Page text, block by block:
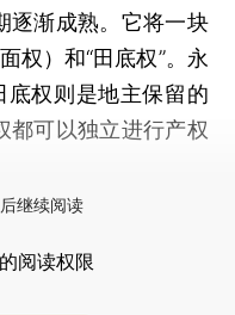
逐渐成熟。它将一块
权）和“田底权”。永
底权则是地主保留的
都可以独立进行产权
继续阅读
阅读权限